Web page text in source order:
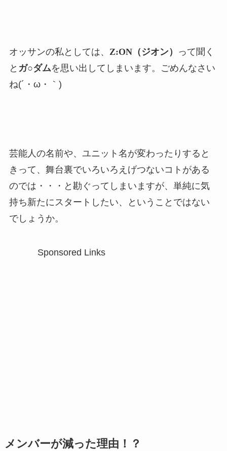
オッサンの私としては、 Z:ON（ジオン）
って聞く
と ガ○ダムを思い出してしまいます。ごめんなさい
ね(´・ω・｀)
芸能人の名前や、ユニット名が変わったりすると
きって、舞台裏でいろいろえげつないコトがある
のでは・・・と勘ぐってしまいますが、単純に気
持ち新たにスタートしたい、ということではない
でしょうか。
Sponsored Links
メンバーが減った理由！？